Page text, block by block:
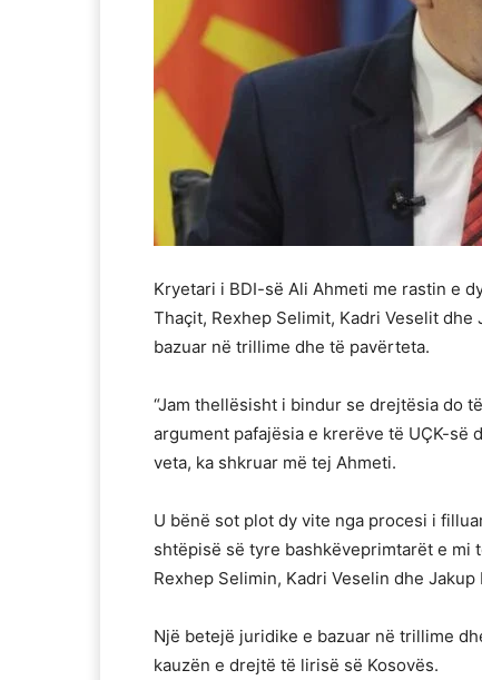
Kryetari i BDI-së Ali Ahmeti me rastin e
Thaçit, Rexhep Selimit, Kadri Veselit
bazuar në trillime dhe të pavërteta.
“Jam thellësisht i bindur se drejtësia do
argument pafajësia e krerëve të UÇK-së
veta, ka shkruar më tej Ahmeti.
U bënë sot plot dy vite nga procesi i
shtëpisë së tyre bashkëveprimtarët e mi
Rexhep Selimin, Kadri Veselin dhe Jakup
Një betejë juridike e bazuar në trillime
kauzën e drejtë të lirisë së Kosovës.